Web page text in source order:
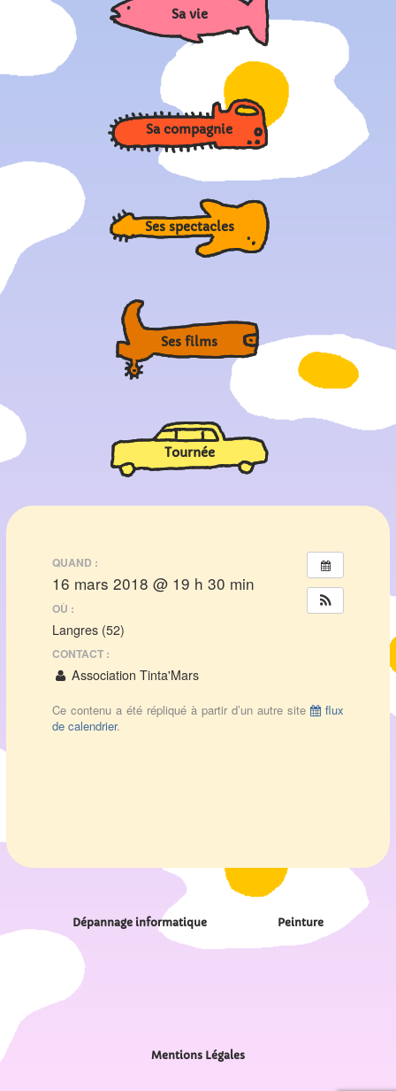
Sa vie
Sa compagnie
Ses spectacles
Ses films
Tournée
QUAND :
16 mars 2018 @ 19 h 30 min
OÙ :
Langres (52)
CONTACT :
Association Tinta'Mars
Ce contenu a été répliqué à partir d’un autre site
flux
de calendrier.
Dépannage informatique Peinture
Mentions Légales